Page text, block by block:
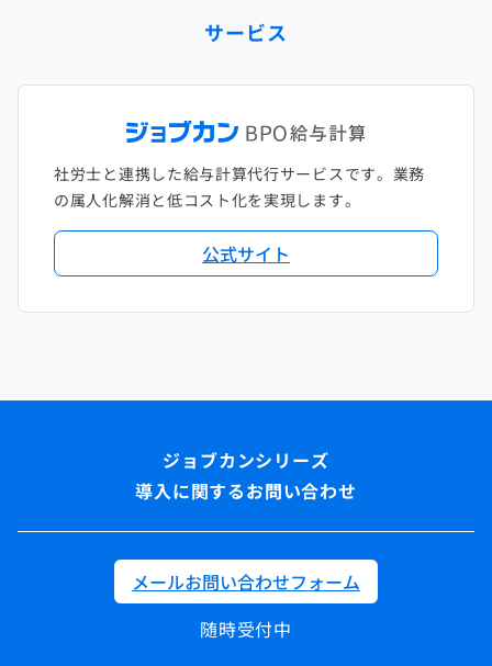
サービス
社労士と連携した給与計算代行サービスです。業務
の属人化解消と低コスト化を実現します。
公式サイト
導入に関するお問い合わせ
メールお問い合わせフォーム
随時受付中